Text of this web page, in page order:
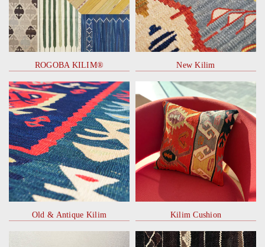
ROGOBA KILIM® New Kilim
Old & Antique Kilim Kilim Cushion